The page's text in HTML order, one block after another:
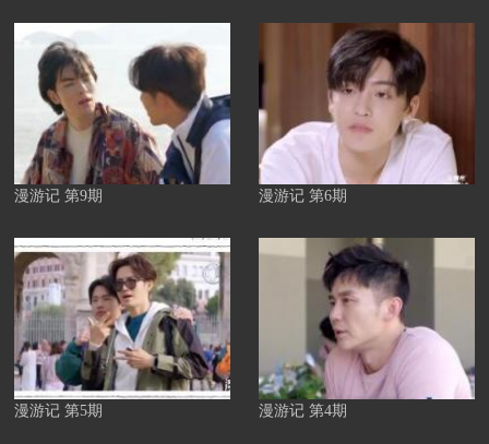
漫游记 第9期 漫游记 第6期
漫游记 第5期 漫游记 第4期